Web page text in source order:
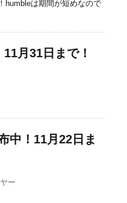
humbleは期間が短めなので
月31日まで！
中！11月22日ま
ー